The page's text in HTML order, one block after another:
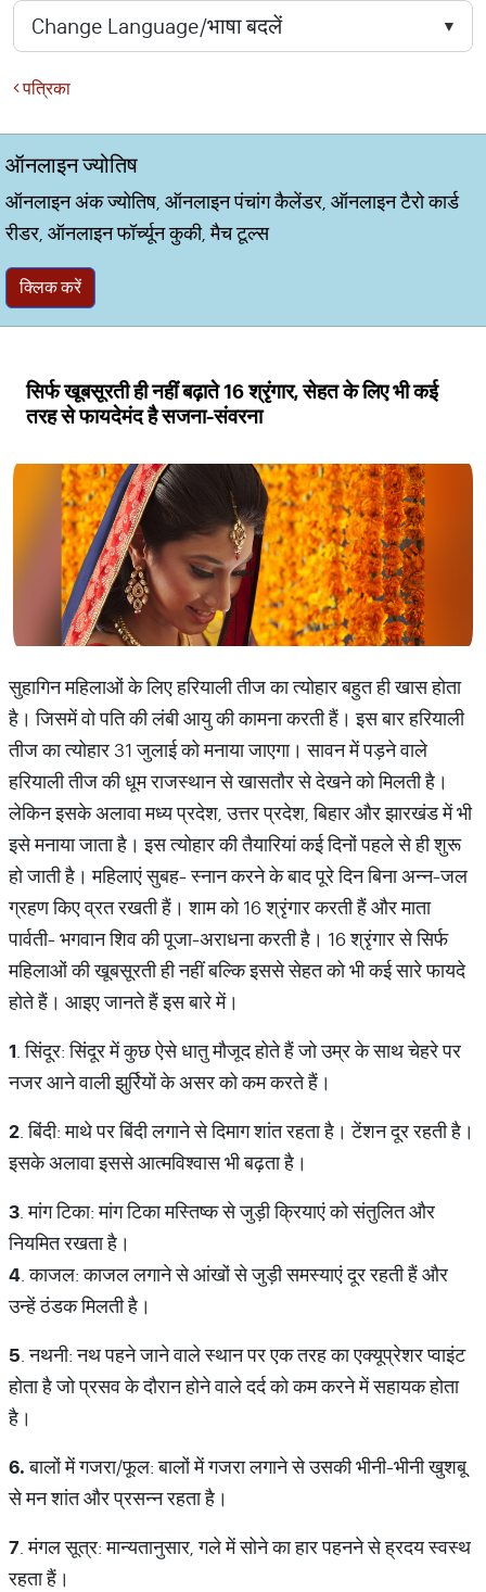
पत्रिका
ऑनलाइन ज्योतिष
ऑनलाइन अंक ज्योतिष, ऑनलाइन पंचांग कैलेंडर, ऑनलाइन टैरो कार्ड
रीडर, ऑनलाइन फॉर्च्यून कुकी, मैच टूल्स
क्लिक करें
सिर्फ खूबसूरती ही नहीं बढ़ाते 16 श्रृंगार, सेहत के लिए भी कई
तरह से फायदेमंद है सजना-संवरना
सुहागिन महिलाओं के लिए हरियाली तीज का त्योहार बहुत ही खास होता
है। जिसमें वो पति की लंबी आयु की कामना करती हैं। इस बार हरियाली
तीज का त्योहार 31 जुलाई को मनाया जाएगा। सावन में पड़ने वाले
हरियाली तीज की धूम राजस्थान से खासतौर से देखने को मिलती है।
लेकिन इसके अलावा मध्य प्रदेश, उत्तर प्रदेश, बिहार और झारखंड में भी
इसे मनाया जाता है। इस त्योहार की तैयारियां कई दिनों पहले से ही शुरू
हो जाती है। महिलाएं सुबह- स्नान करने के बाद पूरे दिन बिना अन्न-जल
ग्रहण किए व्रत रखती हैं। शाम को 16 श्रृंगार करती हैं और माता
पार्वती- भगवान शिव की पूजा-अराधना करती है। 16 श्रृंगार से सिर्फ
महिलाओं की खूबसूरती ही नहीं बल्कि इससे सेहत को भी कई सारे फायदे
होते हैं। आइए जानते हैं इस बारे में।
1. सिंदूर: सिंदूर में कुछ ऐसे धातु मौजूद होते हैं जो उम्र के साथ चेहरे पर
नजर आने वाली झुर्रियों के असर को कम करते हैं।
2. बिंदी: माथे पर बिंदी लगाने से दिमाग शांत रहता है। टेंशन दूर रहती है।
इसके अलावा इससे आत्मविश्वास भी बढ़ता है।
3. मांग टिका: मांग टिका मस्तिष्क से जुड़ी क्रियाएं को संतुलित और
नियमित रखता है।
4. काजल: काजल लगाने से आंखों से जुड़ी समस्याएं दूर रहती हैं और
उन्हें ठंडक मिलती है।
5. नथनी: नथ पहने जाने वाले स्थान पर एक तरह का एक्यूप्रेशर प्वाइंट
होता है जो प्रसव के दौरान होने वाले दर्द को कम करने में सहायक होता
है।
6.बालों में गजरा/फूल: बालों में गजरा लगाने से उसकी भीनी-भीनी खुशबू
से मन शांत और प्रसन्न रहता है।
7. मंगल सूत्र: मान्यतानुसार, गले में सोने का हार पहनने से ह्रदय स्वस्थ
रहता हैं।